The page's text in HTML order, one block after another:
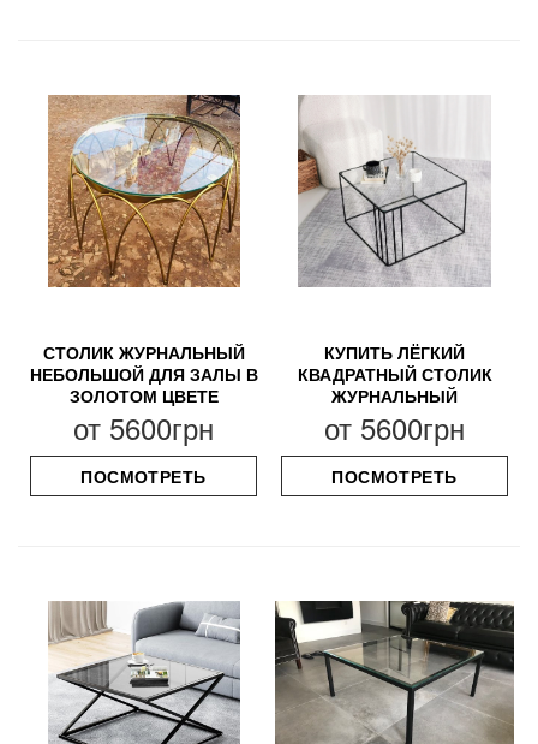
СТОЛИК ЖУРНАЛЬНЫЙ
НЕБОЛЬШОЙ ДЛЯ ЗАЛЫ В
ЗОЛОТОМ ЦВЕТЕ
от 5600грн
ПОСМОТРЕТЬ
КУПИТЬ ЛЁГКИЙ
КВАДРАТНЫЙ СТОЛИК
ЖУРНАЛЬНЫЙ
от 5600грн
ПОСМОТРЕТЬ